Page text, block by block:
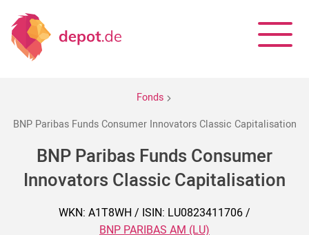
Fonds
BNP Paribas Funds Consumer Innovators Classic Capitalisation
BNP Paribas Funds Consumer
Innovators Classic Capitalisation
WKN: A1T8WH / ISIN: LU0823411706 /
BNP PARIBAS AM (LU)